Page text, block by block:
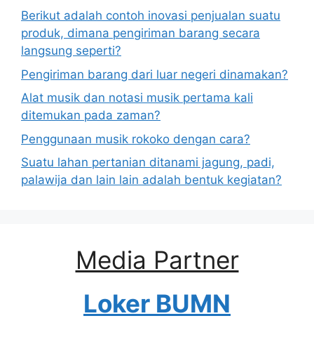
Berikut adalah contoh inovasi penjualan suatu
produk, dimana pengiriman barang secara
langsung seperti?
Pengiriman barang dari luar negeri dinamakan?
Alat musik dan notasi musik pertama kali
ditemukan pada zaman?
Penggunaan musik rokoko dengan cara?
Suatu lahan pertanian ditanami jagung, padi,
palawija dan lain lain adalah bentuk kegiatan?
Media Partner
Loker BUMN